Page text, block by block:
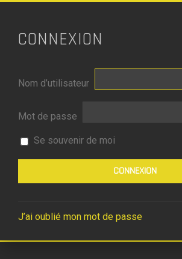
CONNEXION
Nom d’utilisateur
Mot de passe
Se souvenir de moi
J’ai oublié mon mot de passe